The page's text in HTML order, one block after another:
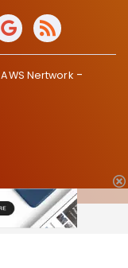
AWS Nertwork